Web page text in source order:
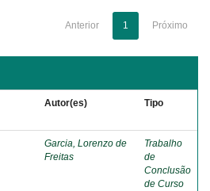
Anterior 1 Próximo
Autor(es) Tipo
Garcia, Lorenzo de
Freitas
Trabalho
de
Conclusão
de Curso